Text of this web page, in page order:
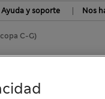
Ayuda y soporte | Nos
C-G)
con aros